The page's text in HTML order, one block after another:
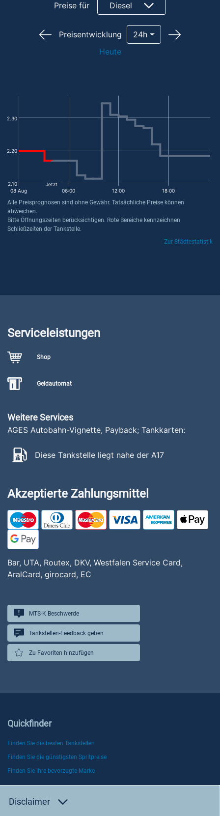
Preise für Diesel
Preisentwicklung
24h
Heute
2.10
2.20
2.30
08 Aug 06:00 12:00 18:00
Jetzt
Alle Preisprognosen sind ohne Gewähr. Tatsächliche Preise können
abweichen.
Bitte Öffnungszeiten berücksichtigen. Rote Bereiche kennzeichnen
Schließzeiten der Tankstelle.
Zur Städtestatistik
Serviceleistungen
Shop
Geldautomat
Weitere Services
AGES Autobahn-Vignette, Payback; Tankkarten:
Diese Tankstelle liegt nahe der A17
Akzeptierte Zahlungsmittel
Bar, UTA, Routex, DKV, Westfalen Service Card,
AralCard, girocard, EC
MTS-K Beschwerde
Tankstellen-Feedback geben
Zu Favoriten hinzufügen
Quickfinder
Finden Sie die besten Tankstellen
Finden Sie die günstigsten Spritpreise
Finden Sie Ihre bevorzugte Marke
Disclaimer